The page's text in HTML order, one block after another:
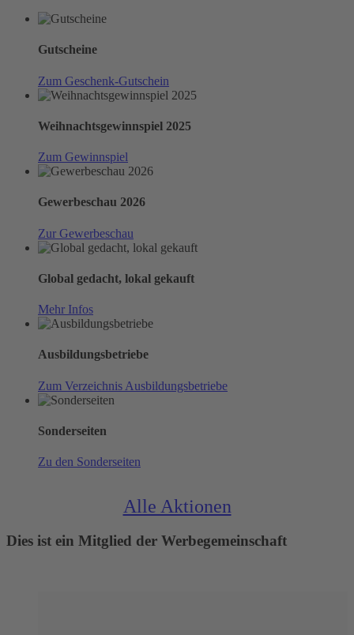
Gutscheine
Zum Geschenk-Gutschein
Weihnachtsgewinnspiel 2025
Zum Gewinnspiel
Gewerbeschau 2026
Zur Gewerbeschau
Global gedacht, lokal gekauft
Mehr Infos
Ausbildungsbetriebe
Zum Verzeichnis Ausbildungsbetriebe
Sonderseiten
Zu den Sonderseiten
Alle Aktionen
Dies ist ein Mitglied der Werbegemeinschaft